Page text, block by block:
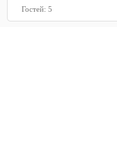
Гостей: 5